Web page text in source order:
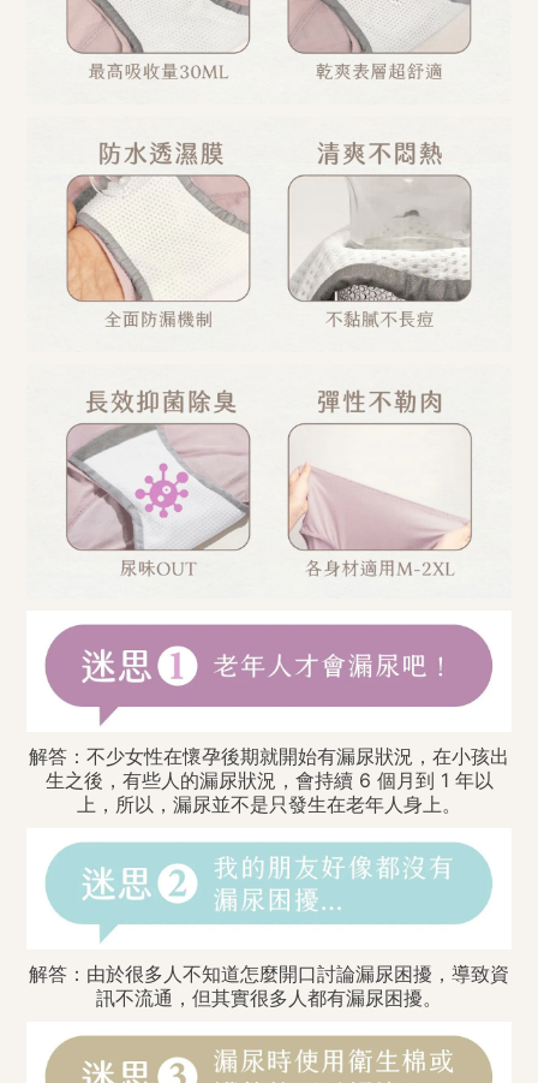
解答：不少女性在懷孕後期就開始有漏尿狀況，在小孩出
生之後，有些人的漏尿狀況，會持續 6 個月到 1 年以
上，所以，漏尿並不是只發生在老年人身上。
解答：由於很多人不知道怎麼開口討論漏尿困擾，導致資
訊不流通，但其實很多人都有漏尿困擾。